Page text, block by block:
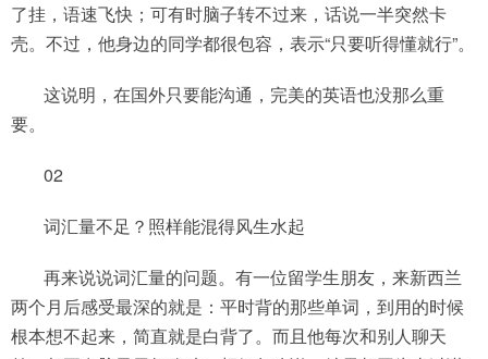
了挂，语速飞快；可有时脑子转不过来，话说一半突然卡
壳。不过，他身边的同学都很包容，表示“只要听得懂就行”。
这说明，在国外只要能沟通，完美的英语也没那么重
要。
02
词汇量不足？照样能混得风生水起
再来说说词汇量的问题。有一位留学生朋友，来新西兰
两个月后感受最深的就是：平时背的那些单词，到用的时候
根本想不起来，简直就是白背了。而且他每次和别人聊天